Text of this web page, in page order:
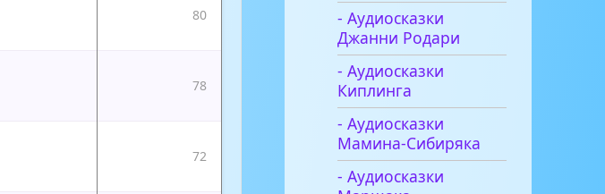
80
78
72
- Аудиосказки
Джанни Родари
- Аудиосказки
Киплинга
- Аудиосказки
Мамина-Сибиряка
- Аудиосказки